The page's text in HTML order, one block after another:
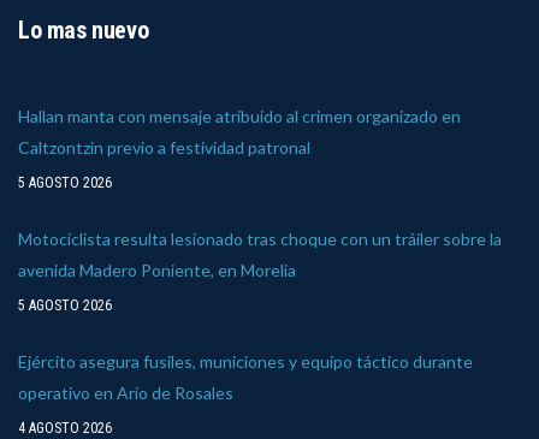
Lo mas nuevo
Hallan manta con mensaje atribuido al crimen organizado en
Caltzontzin previo a festividad patronal
5 AGOSTO 2026
Motociclista resulta lesionado tras choque con un tráiler sobre la
avenida Madero Poniente, en Morelia
5 AGOSTO 2026
Ejército asegura fusiles, municiones y equipo táctico durante
operativo en Ario de Rosales
4 AGOSTO 2026